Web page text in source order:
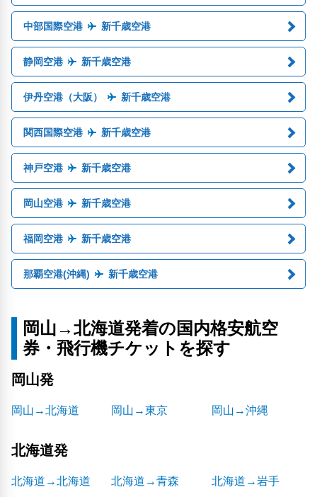
中部国際空港 新千歳空港
静岡空港 新千歳空港
伊丹空港（大阪） 新千歳空港
関西国際空港 新千歳空港
神戸空港 新千歳空港
岡山空港 新千歳空港
福岡空港 新千歳空港
那覇空港(沖縄) 新千歳空港
岡山→北海道発着の国内格安航空
券・飛行機チケットを探す
岡山発
岡山→北海道 岡山→東京 岡山→沖縄
北海道発
北海道→北海道 北海道→青森
北海道→岩手